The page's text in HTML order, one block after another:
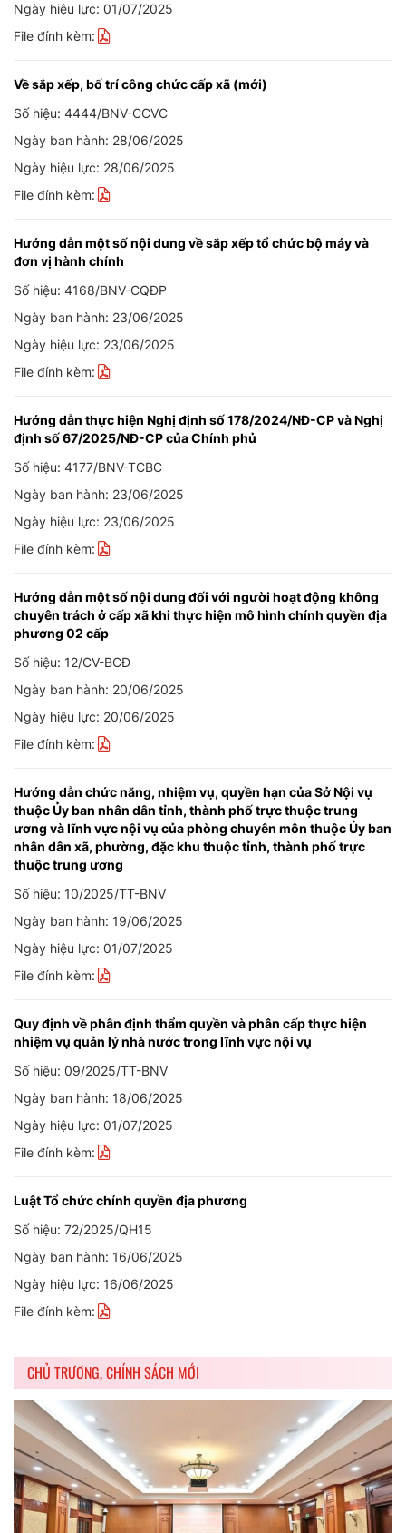
Ngày hiệu lực: 01/07/2025
File đính kèm:
Về sắp xếp, bố trí công chức cấp xã (mới)
Số hiệu: 4444/BNV-CCVC
Ngày ban hành: 28/06/2025
Ngày hiệu lực: 28/06/2025
File đính kèm:
Hướng dẫn một số nội dung về sắp xếp tổ chức bộ máy và
đơn vị hành chính
Số hiệu: 4168/BNV-CQĐP
Ngày ban hành: 23/06/2025
Ngày hiệu lực: 23/06/2025
File đính kèm:
Hướng dẫn thực hiện Nghị định số 178/2024/NĐ-CP và Nghị
định số 67/2025/NĐ-CP của Chính phủ
Số hiệu: 4177/BNV-TCBC
Ngày ban hành: 23/06/2025
Ngày hiệu lực: 23/06/2025
File đính kèm:
Hướng dẫn một số nội dung đối với người hoạt động không
chuyên trách ở cấp xã khi thực hiện mô hình chính quyền địa
phương 02 cấp
Số hiệu: 12/CV-BCĐ
Ngày ban hành: 20/06/2025
Ngày hiệu lực: 20/06/2025
File đính kèm:
Hướng dẫn chức năng, nhiệm vụ, quyền hạn của Sở Nội vụ
thuộc Ủy ban nhân dân tỉnh, thành phố trực thuộc trung
ương và lĩnh vực nội vụ của phòng chuyên môn thuộc Ủy ban
nhân dân xã, phường, đặc khu thuộc tỉnh, thành phố trực
thuộc trung ương
Số hiệu: 10/2025/TT-BNV
Ngày ban hành: 19/06/2025
Ngày hiệu lực: 01/07/2025
File đính kèm:
Quy định về phân định thẩm quyền và phân cấp thực hiện
nhiệm vụ quản lý nhà nước trong lĩnh vực nội vụ
Số hiệu: 09/2025/TT-BNV
Ngày ban hành: 18/06/2025
Ngày hiệu lực: 01/07/2025
File đính kèm:
Luật Tổ chức chính quyền địa phương
Số hiệu: 72/2025/QH15
Ngày ban hành: 16/06/2025
Ngày hiệu lực: 16/06/2025
File đính kèm:
CHỦ TRƯƠNG, CHÍNH SÁCH MỚI